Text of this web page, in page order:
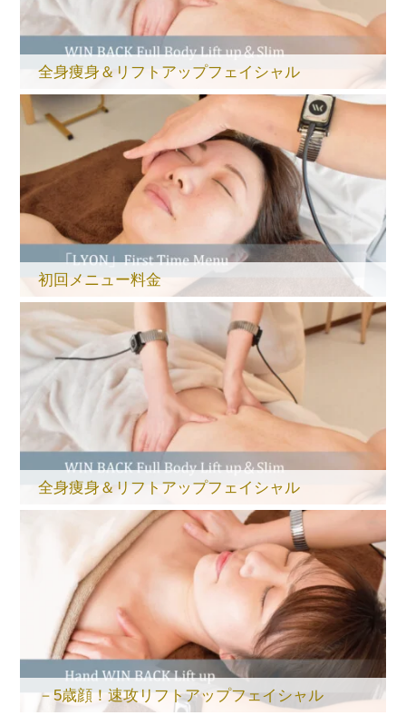
全身痩身＆リフトアップフェイシャル
初回メニュー料金
全身痩身＆リフトアップフェイシャル
－5歳顔！速攻リフトアップフェイシャル